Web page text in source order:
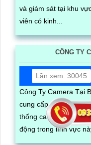
và giám sát tại khu vực Thủ Đức.
viên có kinh...
CÔNG TY
Lần xem: 30045
Công Ty Camera Tại
cung cấp các sản
thống camera an ninh. Với kinh nghiệm nhiều năm
động trong lĩnh vực
danh tiếng và niềm